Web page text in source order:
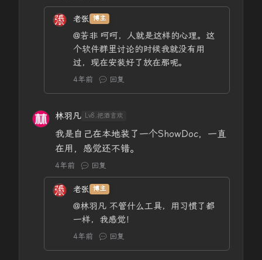
老张 博主
@若非 呵呵，人就是这样的心理。这
个软件群里讨论的时候我就没有用
过，现在安装好了放在那呢。
4年前 回复
林羽凡 Lv8.把酒言欢
我是自己在本地装了一个ShowDoc，一直
在用，感觉还不错。
4年前 回复
老张 博主
@林羽凡 不管什么工具，用习惯了都
一样，我感觉！
4年前 回复